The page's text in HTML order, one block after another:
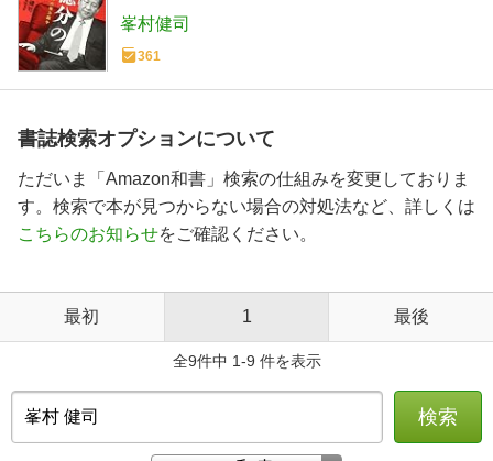
峯村健司
361
書誌検索オプションについて
ただいま「Amazon和書」検索の仕組みを変更しておりま
す。検索で本が見つからない場合の対処法など、詳しくは
こちらのお知らせをご確認ください。
最初 1 最後
全9件中 1-9 件を表示
検索